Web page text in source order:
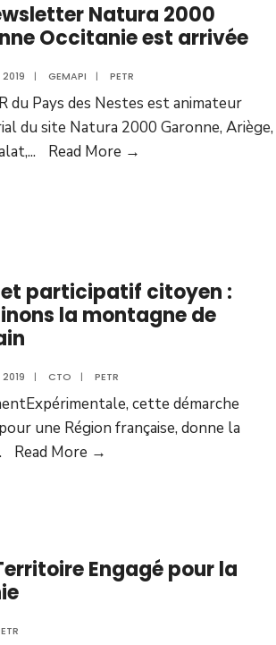
Natura 2000
Occitanie est arrivée
2019 | GEMAPI | PETR
du Pays des Nestes est animateur
du site Natura 2000 Garonne, Ariège,
... Read More →
participatif citoyen :
la montagne de
2019 | CTO | PETR
cette démarche
une Région française, donne la
Read More →
Engagé pour la